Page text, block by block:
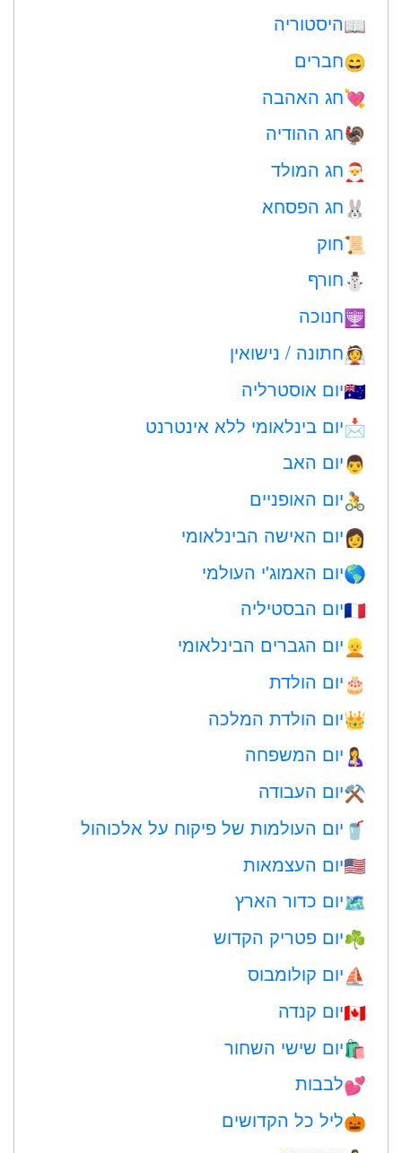
📖היסטוריה
😄חברים
💘חג האהבה
🦃חג ההודיה
🎅 חג המולד
🐰 חג הפסחא
📜חוק
⛄ חורף
🕎חנוכה
👰חתונה / נישואין
🇦🇺יום אוסטרליה
📩יום בינלאומי ללא אינטרנט
👨יום האב
🚴יום האופניים
👩יום האישה הבינלאומי
🌎יום האמוג'י העולמי
🇫🇷יום הבסטיליה
👱 יום הגברים הבינלאומי
🎂 יום הולדת
👑יום הולדת המלכה
🤱 יום המשפחה
⚒️יום העבודה
🥤 יום העולמות של פיקוח על אלכוהול
🇺🇸יום העצמאות
🗺️יום כדור הארץ
☘️יום פטריק הקדוש
⛵️יום קולומבוס
🇨🇦יום קנדה
🛍יום שישי השחור
💕לבבות
🎃ליל כל הקדושים